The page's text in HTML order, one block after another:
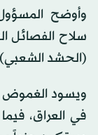
وأوضح
سلاح الفصائل
(الحشد
ويسود
في العراق،